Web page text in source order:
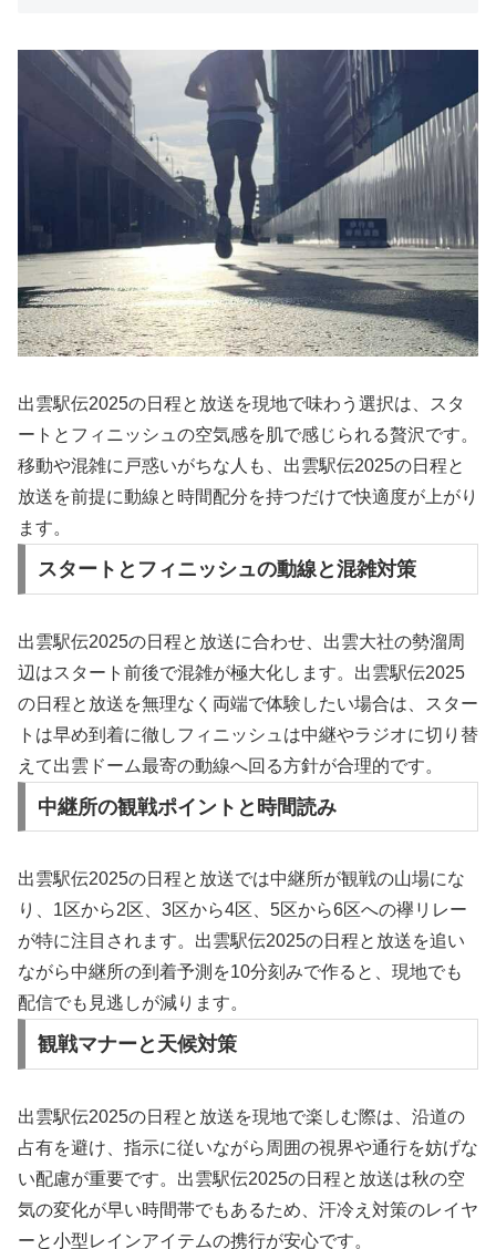
出雲駅伝2025の日程と放送を現地で味わう選択は、スタ
ートとフィニッシュの空気感を肌で感じられる贅沢です。
移動や混雑に戸惑いがちな人も、出雲駅伝2025の日程と
放送を前提に動線と時間配分を持つだけで快適度が上がり
ます。
スタートとフィニッシュの動線と混雑対策
出雲駅伝2025の日程と放送に合わせ、出雲大社の勢溜周
辺はスタート前後で混雑が極大化します。出雲駅伝2025
の日程と放送を無理なく両端で体験したい場合は、スター
トは早め到着に徹しフィニッシュは中継やラジオに切り替
えて出雲ドーム最寄の動線へ回る方針が合理的です。
中継所の観戦ポイントと時間読み
出雲駅伝2025の日程と放送では中継所が観戦の山場にな
り、1区から2区、3区から4区、5区から6区への襷リレー
が特に注目されます。出雲駅伝2025の日程と放送を追い
ながら中継所の到着予測を10分刻みで作ると、現地でも
配信でも見逃しが減ります。
観戦マナーと天候対策
出雲駅伝2025の日程と放送を現地で楽しむ際は、沿道の
占有を避け、指示に従いながら周囲の視界や通行を妨げな
い配慮が重要です。出雲駅伝2025の日程と放送は秋の空
気の変化が早い時間帯でもあるため、汗冷え対策のレイヤ
ーと小型レインアイテムの携行が安心です。